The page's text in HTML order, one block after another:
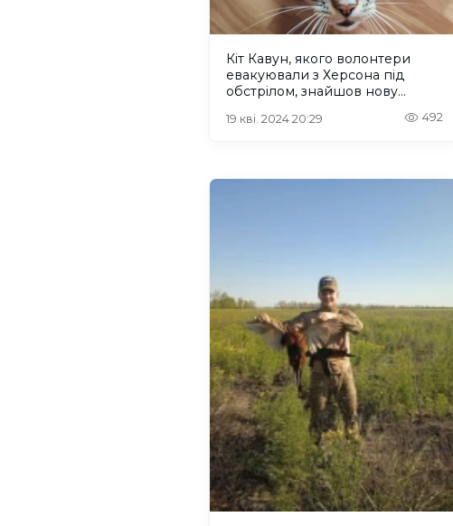
Кіт Кавун, якого волонтери
евакуювали з Херсона під
обстрілом, знайшов нову
19 кві. 2024 20:29 492